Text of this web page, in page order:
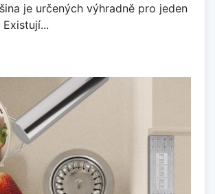
je určených výhradně pro jeden